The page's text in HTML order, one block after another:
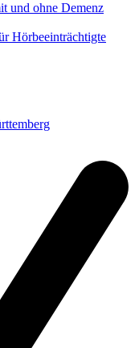
und ohne Demenz
Hörbeeinträchtigte